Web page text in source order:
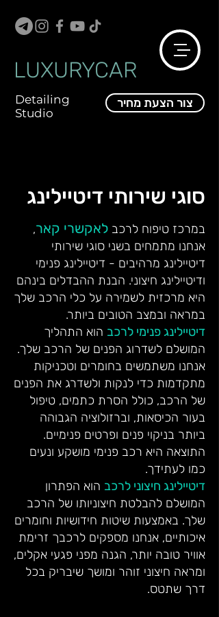
LUXURYCAR
Detailing
Studio
צור הצעת מחיר
סוגי שירותי דיטיילינג
במרכז טיפוח לרכב לאקשרי קאר,
אנחנו מתמחים בשני סוגי שירותי
דיטיילינג מרהיבים - דיטיילינג פנימי
ודיטיילינג חיצוני. הבנת ההבדלים בינהם
היא מרכזית לשמירה על כלי הרכב שלך
במראה ובמצב הטובים ביותר.
דיטיילינג פנימי לרכב הוא התהליך
המושלם לשדרוג הפנים של הרכב שלך.
אנחנו משתמשים בחומרים וטכניקות
מתקדמות כדי לנקות ולשדרג את הפנים
של הרכב, כולל הסרת כתמים, טיפול
בעור הכיסאות, וברזולוציה הגבוהה
ביותר בניקוי פנים ופרטים פנימיים.
התוצאה היא רכב פנימי מושקע ונעים
כמו לעתידך.
דיטיילינג חיצוני לרכב הוא הפתרון
המושלם להבלטת חיצוניותו של הרכב
שלך. באמצעות שיטות חידושיות וחומרים
איכותיים, אנחנו מספקים לרכבך זרימת
אוויר טובה יותר, הגנה מפני פגעי אקלים,
ומראה חיצוני זוהר ומושך שיבריק בכל
דרך שתטס.